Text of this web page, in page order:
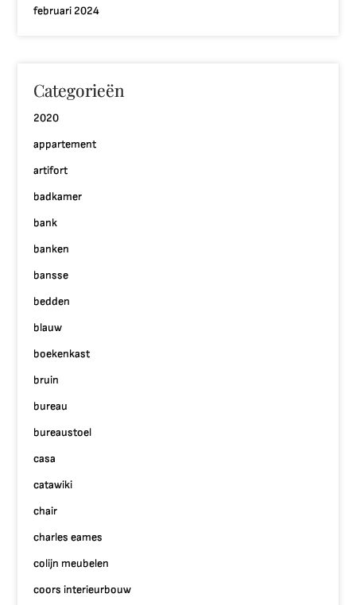
februari 2024
Categorieën
2020
appartement
artifort
badkamer
bank
banken
bansse
bedden
blauw
boekenkast
bruin
bureau
bureaustoel
casa
catawiki
chair
charles eames
colijn meubelen
coors interieurbouw